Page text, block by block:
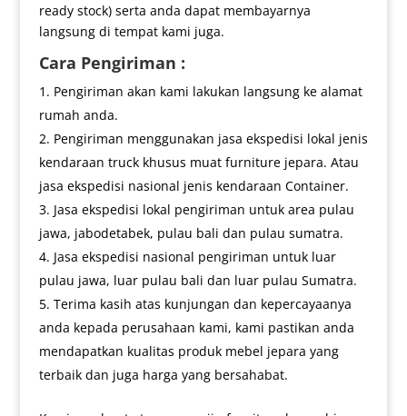
ready stock) serta anda dapat membayarnya
langsung di tempat kami juga.
Cara Pengiriman :
Pengiriman akan kami lakukan langsung ke alamat
rumah anda.
Pengiriman menggunakan jasa ekspedisi lokal jenis
kendaraan truck khusus muat furniture jepara. Atau
jasa ekspedisi nasional jenis kendaraan Container.
Jasa ekspedisi lokal pengiriman untuk area pulau
jawa, jabodetabek, pulau bali dan pulau sumatra.
Jasa ekspedisi nasional pengiriman untuk luar
pulau jawa, luar pulau bali dan luar pulau Sumatra.
Terima kasih atas kunjungan dan kepercayaanya
anda kepada perusahaan kami, kami pastikan anda
mendapatkan kualitas produk mebel jepara yang
terbaik dan juga harga yang bersahabat.